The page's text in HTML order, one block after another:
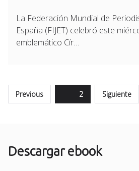
La Federación Mundial de
España (FIJET) celebró este
emblemático Cír…
Paginación
de
Previous Page2 Siguiente
Descargar ebook